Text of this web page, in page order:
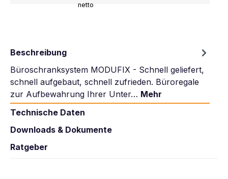
netto
Beschreibung
Büroschranksystem MODUFIX - Schnell geliefert,
schnell aufgebaut, schnell zufrieden. Büroregale
zur Aufbewahrung Ihrer Unter… Mehr
Technische Daten
Downloads & Dokumente
Ratgeber